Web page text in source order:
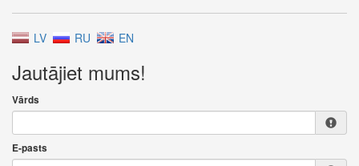
LV RU EN
Jautājiet mums!
Vārds
E-pasts